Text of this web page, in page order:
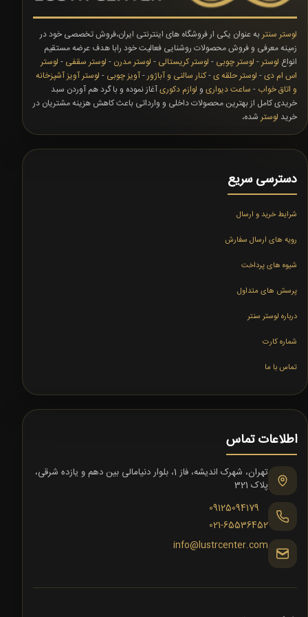
لوستر سنتر به عنوان یکی ار فروشگاه های اینترنتی ایران،فروش تخصصی خود در
زمینه معرفی و فروش محصولات روشنایی فعالیت خود رابا هدف عرضه مستقیم
انواع لوستر - لوستر چوبی - لوستر کریستالی - لوستر مدرن - لوستر سقفی - لوستر
اس ام دی- لوستر حلقه ی-کنار سالنی و آباژور-آویز چوبی - لوستر آویز آشپزخانه
و اتاق خواب - ساعت دیواری و لوازم دکوریآغاز نموده و با گرد هم آوردن سبد
خریدی کامل از بهترین محصولات داخلی و وارداتی باعث کاهش هزینه مشتریان در
خرید لوستر شده،
دسترسی سریع
شرایط خرید و ارسال
رویه های ارسال سفارش
شیوه های پرداخت
پرسش های متداول
درباره لوستر سنتر
شماره کارت
تماس با ما
اطلاعات تماس
تهران، شهرک اندیشه، فاز 1، بلوار دنیامالی بین دهم و یازده شرقی،
پلاک 321
09125094179
021-65536452
info@lustrcenter.com